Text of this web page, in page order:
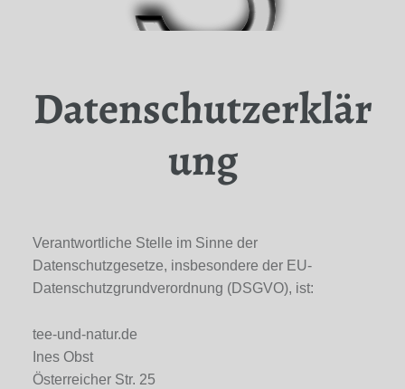
Datenschutzerklär
ung
Verantwortliche Stelle im Sinne der
Datenschutzgesetze, insbesondere der EU-
Datenschutzgrundverordnung (DSGVO), ist:
tee-und-natur.de
Ines Obst
Österreicher Str. 25